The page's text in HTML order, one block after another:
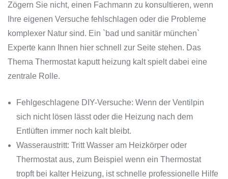
Zögern Sie nicht, einen Fachmann zu konsultieren, wenn
Ihre eigenen Versuche fehlschlagen oder die Probleme
komplexer Natur sind. Ein `bad und sanitär münchen`
Experte kann Ihnen hier schnell zur Seite stehen. Das
Thema Thermostat kaputt heizung kalt spielt dabei eine
zentrale Rolle.
Fehlgeschlagene DIY-Versuche: Wenn der Ventilpin
sich nicht lösen lässt oder die Heizung nach dem
Entlüften immer noch kalt bleibt.
Wasseraustritt: Tritt Wasser am Heizkörper oder
Thermostat aus, zum Beispiel wenn ein Thermostat
tropft bei kalter Heizung, ist schnelle professionelle Hilfe